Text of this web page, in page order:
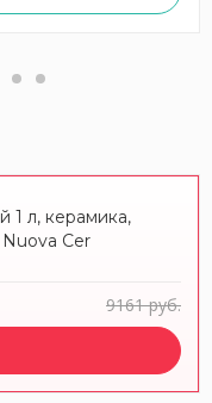
1 л, керамика,
Cer
9161 руб.